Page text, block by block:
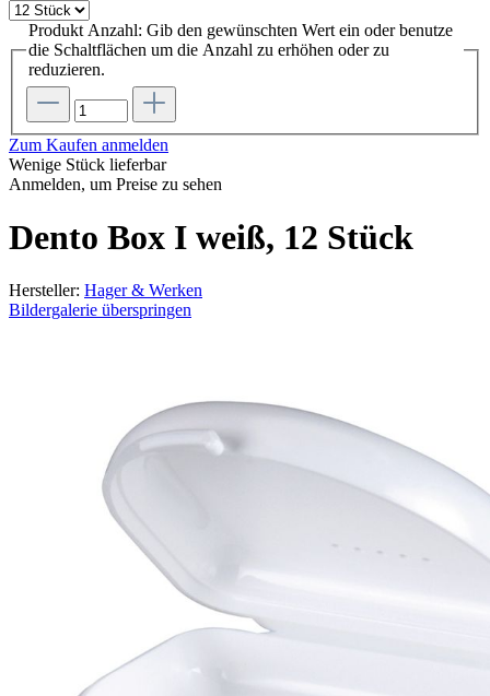
Produkt Anzahl: Gib den gewünschten Wert ein oder benutze
die Schaltflächen um die Anzahl zu erhöhen oder zu
reduzieren.
Zum Kaufen anmelden
Wenige Stück lieferbar
Anmelden, um Preise zu sehen
Dento Box I weiß, 12 Stück
Hersteller: Hager & Werken
Bildergalerie überspringen